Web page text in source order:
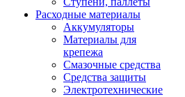
Расходные материалы
Аккумуляторы
Материалы для
крепежа
Смазочные средства
Средства защиты
Электротехнические